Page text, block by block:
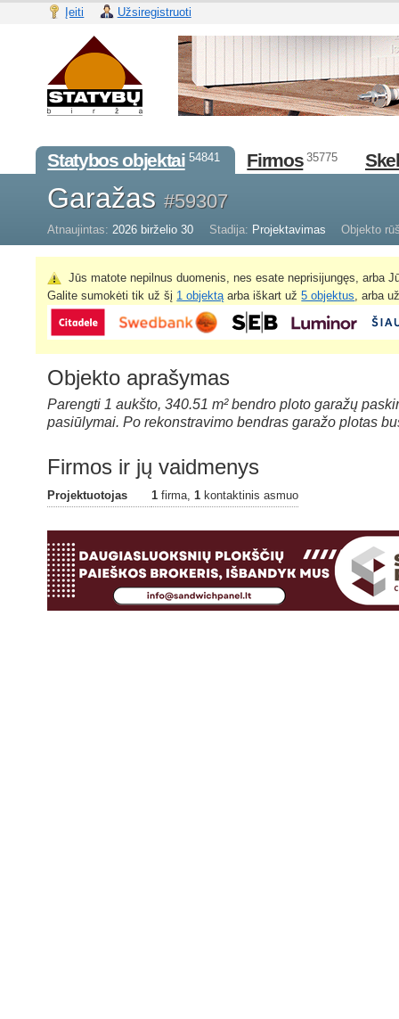
Įeiti Užsiregistruoti
Statybos objektai 54841 Firmos 35775
Garažas#59307
Atnaujintas: 2026 birželio 30 Stadija: Projektavimas Objekto
Jūs matote nepilnus duomenis, nes esate neprisijungęs, arba
Galite sumokėti tik už šį 1 objektą arba iškart už5 objektus , arba
Objekto aprašymas
Parengti 1 aukšto, 340.51 m² bendro ploto garažų
pasiūlymai. Po rekonstravimo bendras garažo plotas
Firmos ir jų vaidmenys
Projektuotojas 1 firma, 1 kontaktinis asmuo